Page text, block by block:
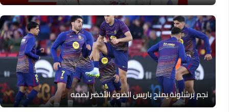
نجم برشلونة يمنح باريس الضوء الأخضر لضمه